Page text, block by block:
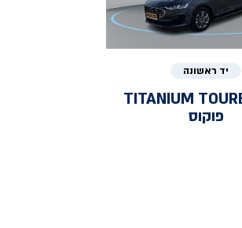
יד ראשונה
TITANIUM
פוקוס